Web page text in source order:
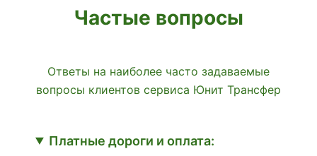
Частые вопросы
Ответы на наиболее часто задаваемые
вопросы клиентов сервиса Юнит Трансфер
Платные дороги и оплата: